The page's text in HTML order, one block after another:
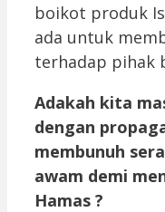
boikot produk
ada untuk
terhadap pihak
Adakah kita
dengan
membunuh
awam demi
Hamas ?